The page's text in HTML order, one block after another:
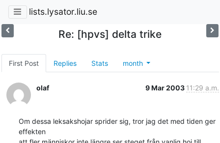
lists.lysator.liu.se
Re: [hpvs] delta trike
First Post Replies Stats month
olaf 9 Mar 2003 11:29 a.m.
Om dessa leksakshojar sprider sig, tror jag det med tiden ger
effekten